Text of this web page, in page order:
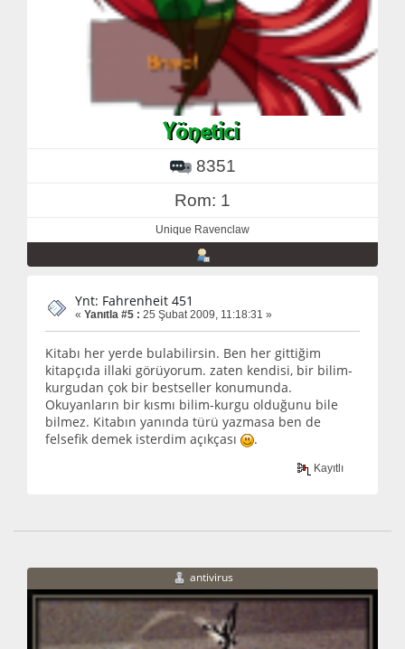
8351
Rom: 1
Unique Ravenclaw
Ynt: Fahrenheit 451
« Yanıtla #5 : 25 Şubat 2009, 11:18:31 »
Kitabı her yerde bulabilirsin. Ben her gittiğim
kitapçıda illaki görüyorum. zaten kendisi, bir bilim-
kurgudan çok bir bestseller konumunda.
Okuyanların bir kısmı bilim-kurgu olduğunu bile
bilmez. Kitabın yanında türü yazmasa ben de
felsefik demek isterdim açıkçası
.
Kayıtlı
antivirus